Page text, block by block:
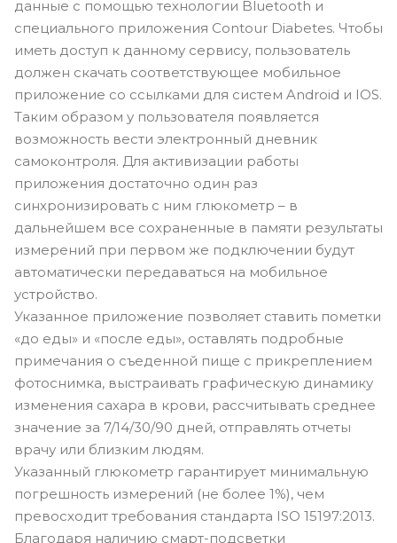
данные с помощью технологии Bluetooth и
специального приложения Contour Diabetes. Чтобы
иметь доступ к данному сервису, пользователь
должен скачать соответствующее мобильное
приложение со ссылками для систем Android и IOS.
Таким образом у пользователя появляется
возможность вести электронный дневник
самоконтроля. Для активизации работы
приложения достаточно один раз
синхронизировать с ним глюкометр – в
дальнейшем все сохраненные в памяти результаты
измерений при первом же подключении будут
автоматически передаваться на мобильное
устройство.
Указанное приложение позволяет ставить пометки
«до еды» и «после еды», оставлять подробные
примечания о съеденной пище с прикреплением
фотоснимка, выстраивать графическую динамику
изменения сахара в крови, рассчитывать среднее
значение за 7/14/30/90 дней, отправлять отчеты
врачу или близким людям.
Указанный глюкометр гарантирует минимальную
погрешность измерений (не более 1%), чем
превосходит требования стандарта ISO 15197:2013.
Благодаря наличию смарт-подсветки